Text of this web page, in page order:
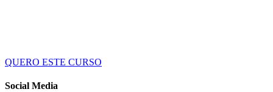
QUERO ESTE CURSO
Social Media